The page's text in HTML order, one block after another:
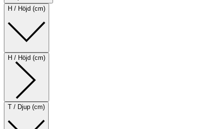
H / Höjd (cm)
H / Höjd (cm)
T / Djup (cm)